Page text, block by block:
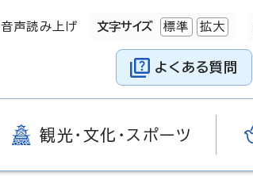
音声読み上げ 文字サイズ 標準 拡大
よくある質問
観光・文化・スポーツ